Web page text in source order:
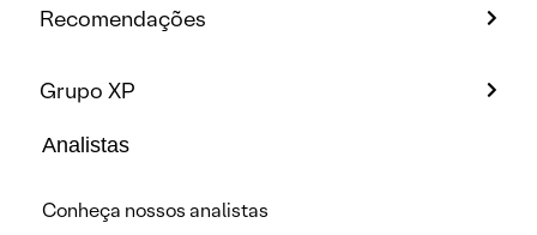
Recomendações
Grupo XP
Analistas
Conheça nossos analistas